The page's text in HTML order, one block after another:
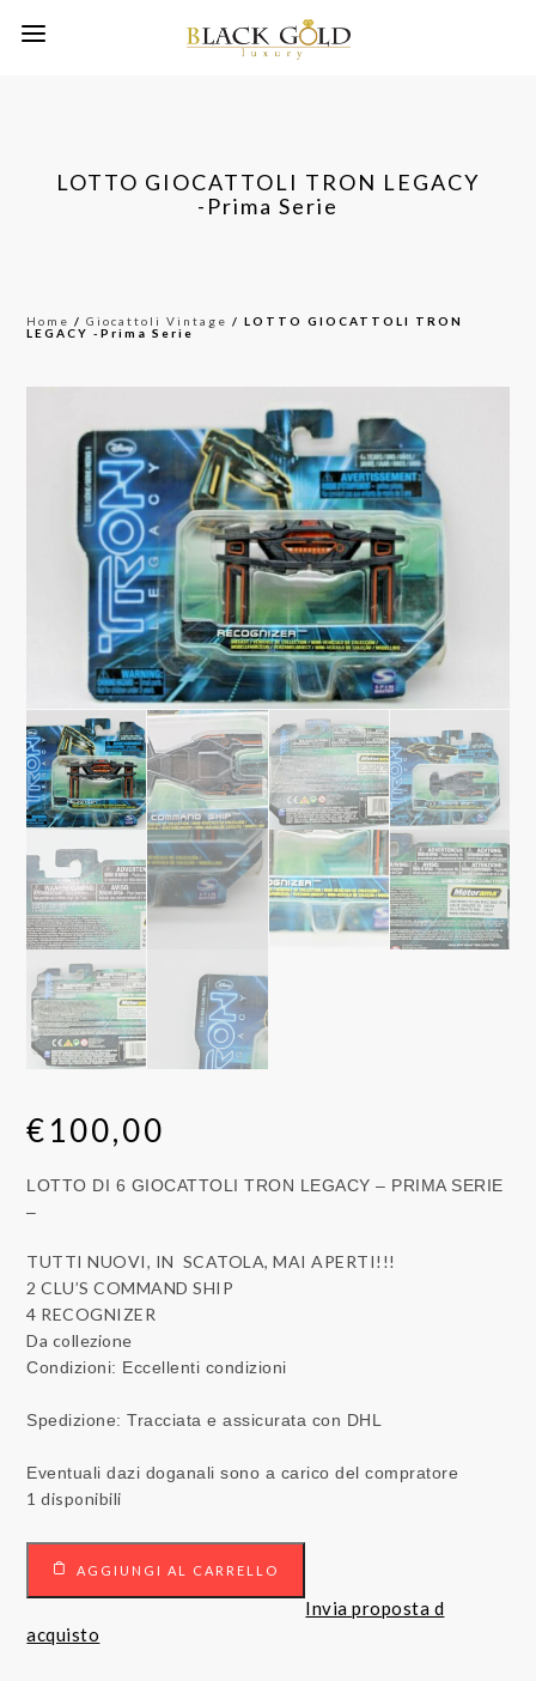
LOTTO GIOCATTOLI TRON LEGACY
-Prima Serie
Home /Giocattoli Vintage / LOTTO GIOCATTOLI TRON
LEGACY -Prima Serie
€100,00
LOTTO DI 6 GIOCATTOLI TRON LEGACY – PRIMA SERIE
–
TUTTI NUOVI, IN SCATOLA, MAI APERTI!!!
2 CLU’S COMMAND SHIP
4 RECOGNIZER
Da collezione
Condizioni: Eccellenti condizioni
Spedizione: Tracciata e assicurata con DHL
Eventuali dazi doganali sono a carico del compratore
1 disponibili
GIOCATTOLI
LEGACY
AGGIUNGI AL CARRELLO
Invia proposta d
acquisto